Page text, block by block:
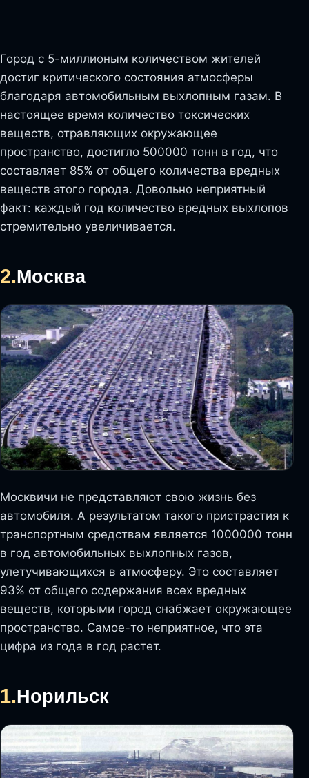
Город с 5-миллионым количеством жителей
достиг критического состояния атмосферы
благодаря автомобильным выхлопным газам. В
настоящее время количество токсических
веществ, отравляющих окружающее
пространство, достигло 500000 тонн в год, что
составляет 85% от общего количества вредных
веществ этого города. Довольно неприятный
факт: каждый год количество вредных выхлопов
стремительно увеличивается.
2.Москва
Москвичи не представляют свою жизнь без
автомобиля. А результатом такого пристрастия к
транспортным средствам является 1000000 тонн
в год автомобильных выхлопных газов,
улетучивающихся в атмосферу. Это составляет
93% от общего содержания всех вредных
веществ, которыми город снабжает окружающее
пространство. Самое-то неприятное, что эта
цифра из года в год растет.
1.Норильск